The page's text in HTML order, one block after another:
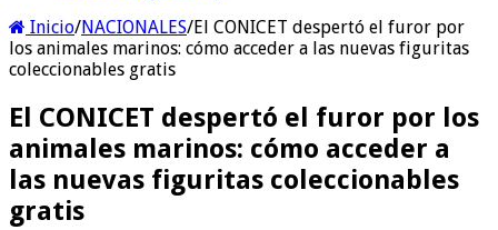
Inicio/NACIONALES/El CONICET despertó el furor por
los animales marinos: cómo acceder a las nuevas figuritas
coleccionables gratis
El CONICET despertó el furor por los
animales marinos: cómo acceder a
las nuevas figuritas coleccionables
gratis